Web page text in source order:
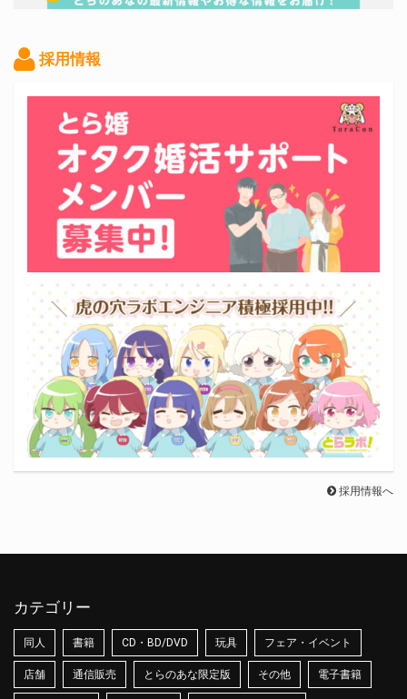
採用情報
採用情報へ
カテゴリー
同人 書籍 CD・BD/DVD 玩具 フェア・イベント
店舗 通信販売 とらのあな限定版 その他 電子書籍